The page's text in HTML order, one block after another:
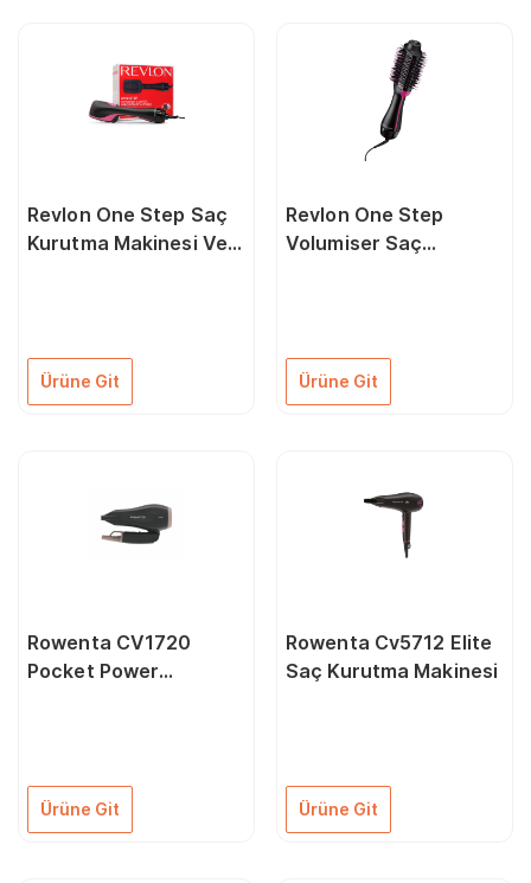
Revlon One Step Saç
Kurutma Makinesi Ve
Ürüne Git
Revlon One Step
Volumiser Saç
Ürüne Git
Rowenta CV1720
Pocket Power
Ürüne Git
Rowenta Cv5712 Elite
Saç Kurutma Makinesi
Ürüne Git